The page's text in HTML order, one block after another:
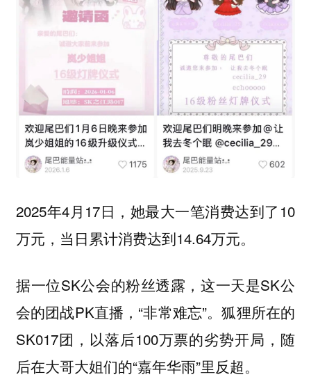
2025年4月17日，她最大一笔消费达到了10
万元，当日累计消费达到14.64万元。
据一位SK公会的粉丝透露，这一天是SK公
会的团战PK直播，“非常难忘”。狐狸所在的
SK017团，以落后100万票的劣势开局，随
后在大哥大姐们的“嘉年华雨”里反超。